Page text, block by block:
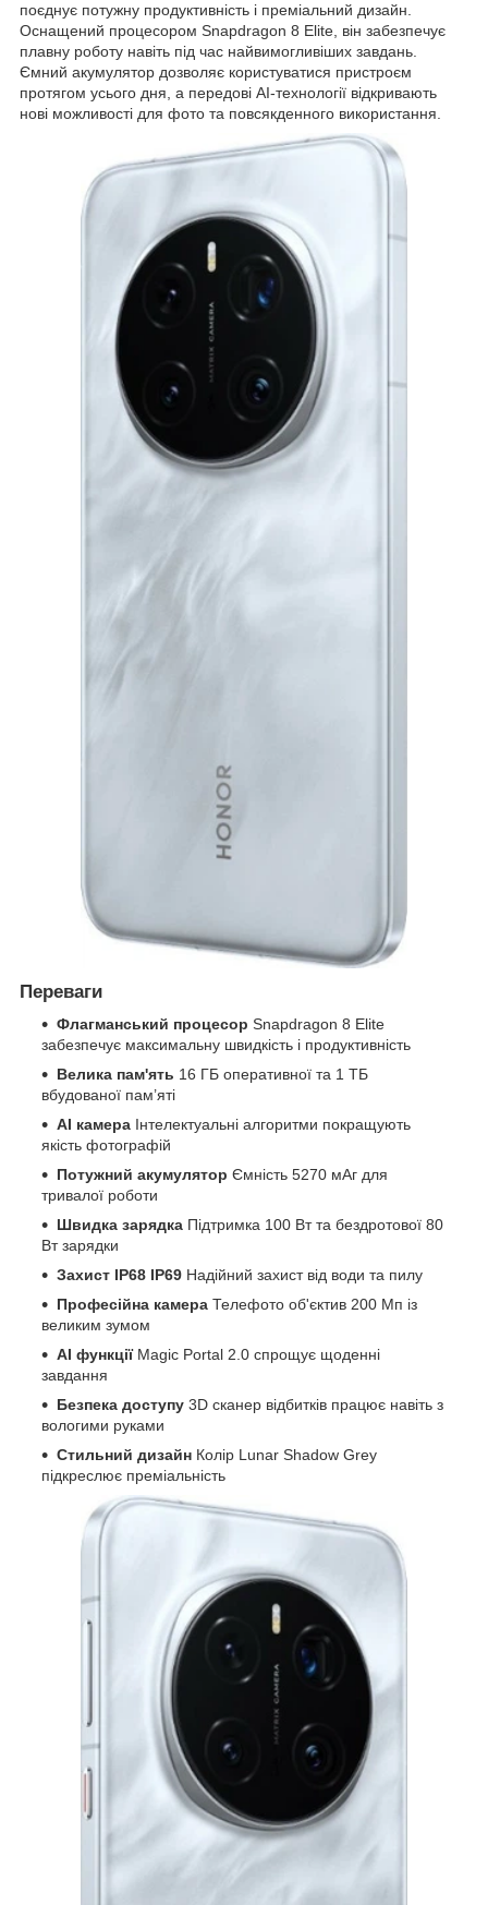
поєднує потужну продуктивність і преміальний дизайн.
Оснащений процесором Snapdragon 8 Elite, він забезпечує
плавну роботу навіть під час найвимогливіших завдань.
Ємний акумулятор дозволяє користуватися пристроєм
протягом усього дня, а передові AI-технології відкривають
нові можливості для фото та повсякденного використання.
Переваги
Флагманський процесор Snapdragon 8 Elite
забезпечує максимальну швидкість і продуктивність
Велика пам'ять 16 ГБ оперативної та 1 ТБ
вбудованої пам’яті
AI камера Інтелектуальні алгоритми покращують
якість фотографій
Потужний акумулятор Ємність 5270 мАг для
тривалої роботи
Швидка зарядка Підтримка 100 Вт та бездротової 80
Вт зарядки
Захист IP68 IP69 Надійний захист від води та пилу
Професійна камера Телефото об'єктив 200 Мп із
великим зумом
AI функціїMagic Portal 2.0 спрощує щоденні
завдання
Безпека доступу 3D сканер відбитків працює навіть з
вологими руками
Стильний дизайн Колір Lunar Shadow Grey
підкреслює преміальність